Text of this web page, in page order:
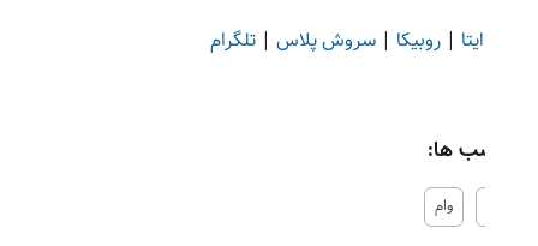
روبیکا |سروش پلاس|تلگرام
ها: